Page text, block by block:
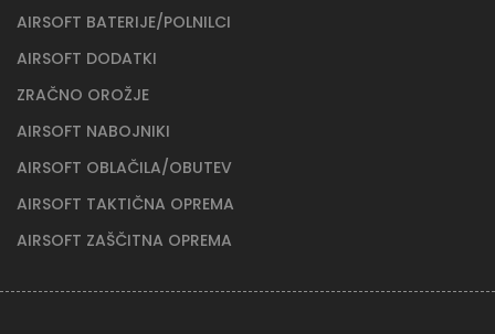
AIRSOFT BATERIJE/POLNILCI
AIRSOFT DODATKI
ZRAČNO OROŽJE
AIRSOFT NABOJNIKI
AIRSOFT OBLAČILA/OBUTEV
AIRSOFT TAKTIČNA OPREMA
AIRSOFT ZAŠČITNA OPREMA